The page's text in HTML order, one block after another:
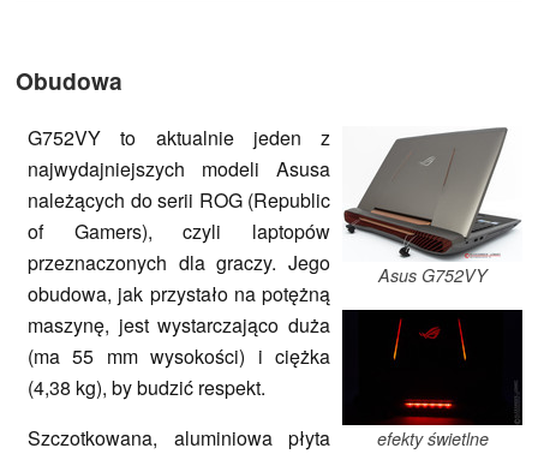
Obudowa
Asus G752VY
efekty świetlne
G752VY to aktualnie jeden z
najwydajniejszych modeli Asusa
należących do serii ROG (Republic
of Gamers), czyli laptopów
przeznaczonych dla graczy. Jego
obudowa, jak przystało na potężną
maszynę, jest wystarczająco duża
(ma 55 mm wysokości) i ciężka
(4,38 kg), by budzić respekt.
Szczotkowana, aluminiowa płyta